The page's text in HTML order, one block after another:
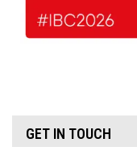
GET IN TOUCH